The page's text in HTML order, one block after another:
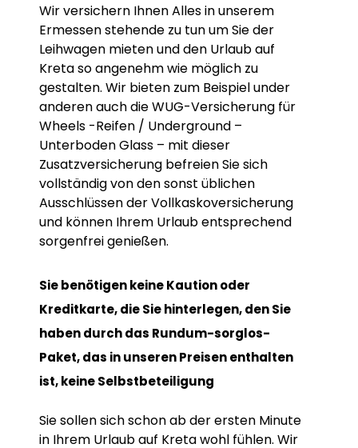
Wir versichern Ihnen Alles in unserem
Ermessen stehende zu tun um Sie der
Leihwagen mieten und den Urlaub auf
Kreta so angenehm wie möglich zu
gestalten. Wir bieten zum Beispiel under
anderen auch die WUG-Versicherung für
Wheels -Reifen / Underground –
Unterboden Glass – mit dieser
Zusatzversicherung befreien Sie sich
vollständig von den sonst üblichen
Ausschlüssen der Vollkaskoversicherung
und können Ihrem Urlaub entsprechend
sorgenfrei genießen.
Sie benötigen keine Kaution oder
Kreditkarte, die Sie hinterlegen, den Sie
haben durch das Rundum-sorglos-
Paket, das in unseren Preisen enthalten
ist, keine Selbstbeteiligung
Sie sollen sich schon ab der ersten Minute
in Ihrem Urlaub auf Kreta wohl fühlen. Wir